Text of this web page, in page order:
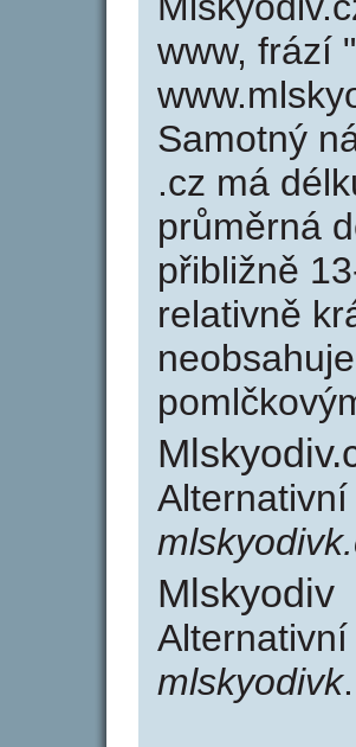
www, frází
Samotný
.cz má
průměrná
přibližně
relativně
Mlskyodiv
mlskyodivk.